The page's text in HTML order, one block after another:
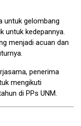
untuk gelombang
untuk kedepannya.
menjadi acuan dan
penerima
mengikuti
di PPs UNM.